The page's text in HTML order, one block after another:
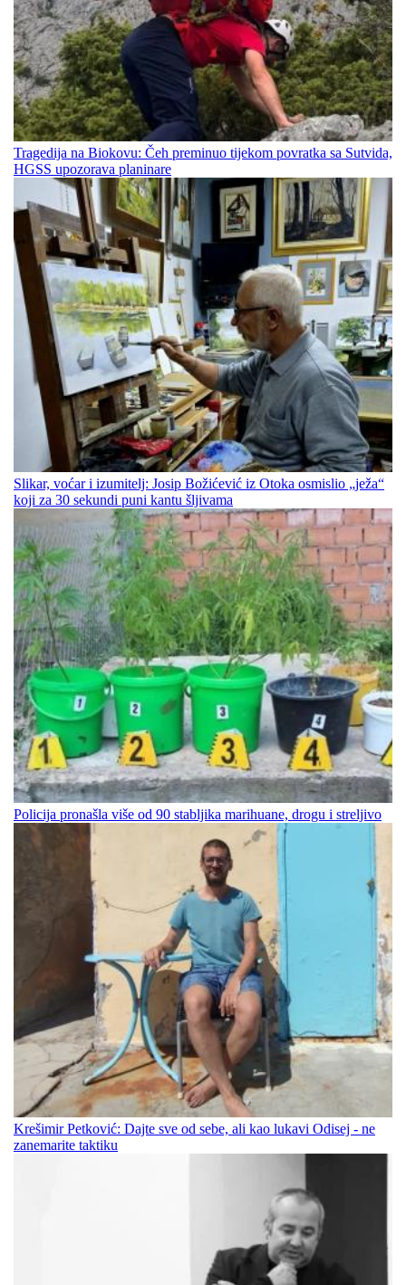
Tragedija na Biokovu: Čeh preminuo tijekom povratka sa Sutvida,
HGSS upozorava planinare
Slikar, voćar i izumitelj: Josip Božićević iz Otoka osmislio „ježa“
koji za 30 sekundi puni kantu šljivama
Policija pronašla više od 90 stabljika marihuane, drogu i streljivo
Krešimir Petković: Dajte sve od sebe, ali kao lukavi Odisej - ne
zanemarite taktiku